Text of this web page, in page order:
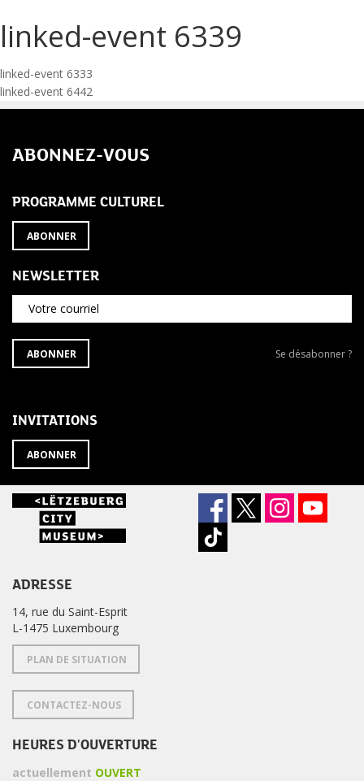
linked-event 6339
Navigation
de
l’article
linked-event 6333
linked-event 6442
ABONNEZ-VOUS
PROGRAMME CULTUREL
ABONNER
NEWSLETTER
Votre courriel
S'ABONNER
À
ABONNER
Se
Se désabonner ?
INVITATIONS
ABONNER
ADRESSE
14, rue du Saint-Esprit
L-1475 Luxembourg
PLAN DE SITUATION
CONTACTEZ-NOUS
HEURES D'OUVERTURE
actuellement OUVERT